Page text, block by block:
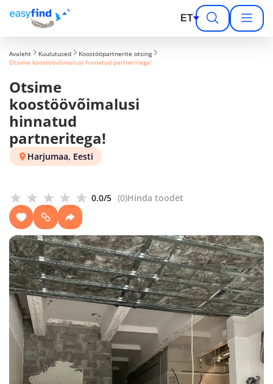
ET
Avaleht Kuulutused
Koostööpartnerite otsing
Otsime koostöövõimalusi hinnatud partneritega!
Otsime
koostöövõimalusi
hinnatud
partneritega!
Harjumaa, Eesti
★★★★★
★★★★★ 0.0/5 (0)Hinda toodet